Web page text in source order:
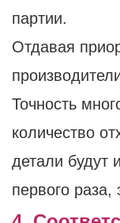
партии.
Отдавая
Точность
количество
детали будут
первого